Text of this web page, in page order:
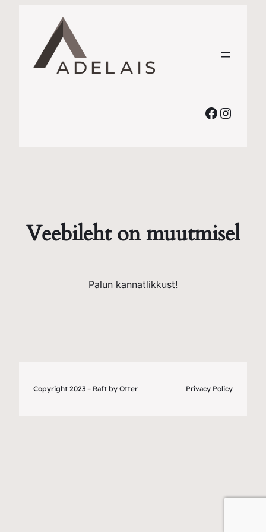
Veebileht on muutmisel
Palun kannatlikkust!
Copyright 2023 – Raft by Otter Privacy Policy